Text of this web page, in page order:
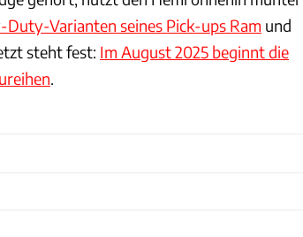
Duty-Varianten seines Pick-ups Ram und
steht fest: Im August 2025 beginnt die